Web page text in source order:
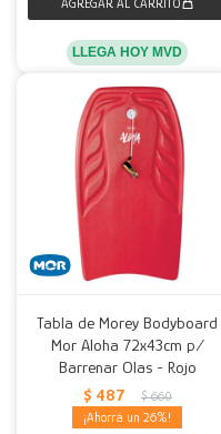
LLEGA HOY MVD
Tabla de Morey Bodyboard
Mor Aloha 72x43cm p/
Barrenar Olas - Rojo
$ 487 $ 660
26